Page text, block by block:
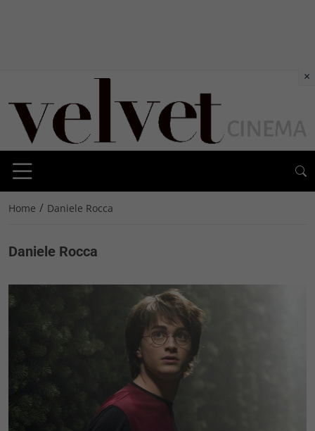
Home / Daniele Rocca
Daniele Rocca
×